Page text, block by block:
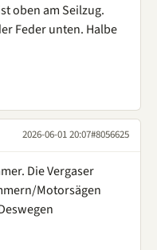
oben am Seilzug.
Feder unten. Halbe
2026-06-01 20:07#8056625
Die Vergaser
Motorsägen